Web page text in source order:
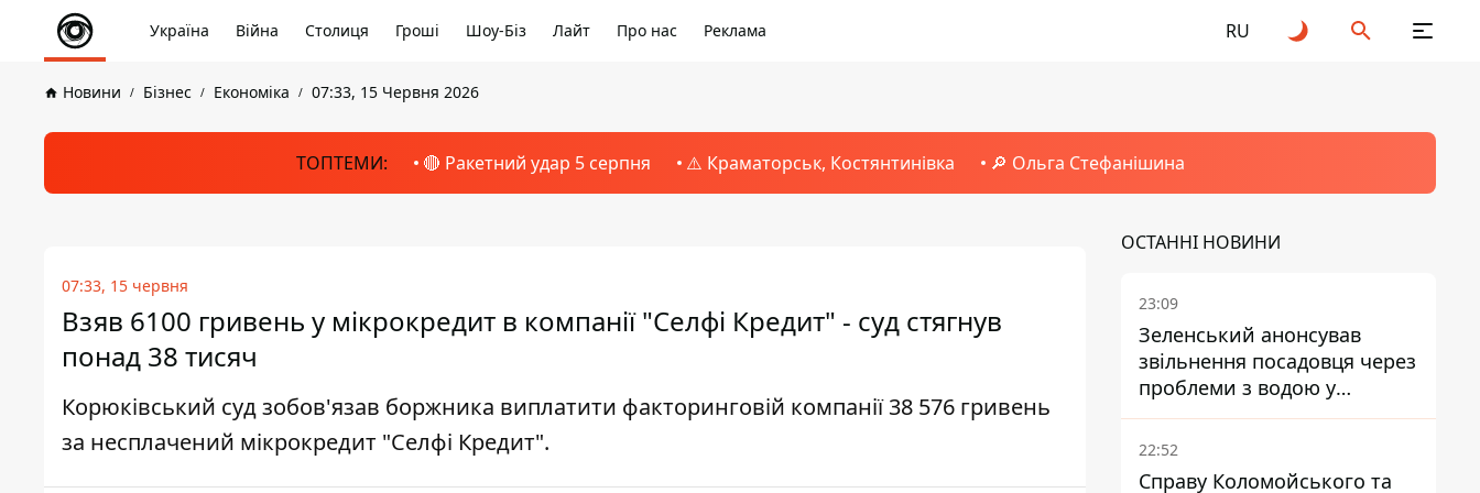
Україна Війна Столиця Гроші Шоу-Біз Лайт Про нас Реклама RU
Новини Бізнес Економіка 07:33, 15 Червня 2026
ТОПТЕМИ: 🔴 Ракетний удар 5 серпня ⚠️ Краматорськ, Костянтинівка 🔎 Ольга Стефанішина
07:33, 15 червня
Взяв 6100 гривень у мікрокредит в компанії "Селфі Кредит" - суд стягнув
понад 38 тисяч
Корюківський суд зобов'язав боржника виплатити факторинговій компанії 38 576 гривень
за несплачений мікрокредит "Селфі Кредит".
ОСТАННІ НОВИНИ
23:09
Зеленський анонсував
звільнення посадовця через
проблеми з водою у
Марганці
22:52
Справу Коломойського та